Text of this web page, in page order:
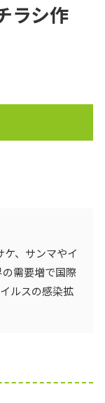
ラシ作
、サンマやイ
需要増で国際
ルスの感染拡